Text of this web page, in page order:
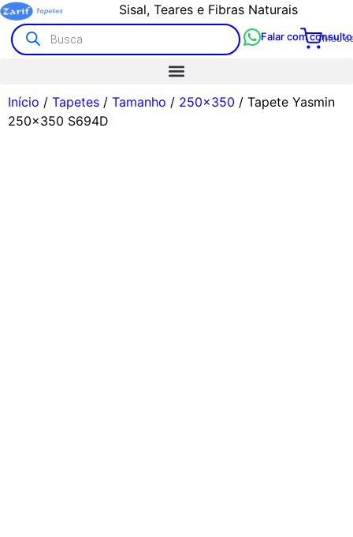
Sisal, Teares e Fibras Naturais
Meu
Falar com
Início / Tapetes / Tamanho / 250x350 / Tapete Yasmin
250×350 S694D